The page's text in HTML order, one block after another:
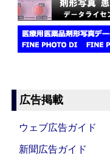
広告掲載
ウェブ広告ガイド
新聞広告ガイド